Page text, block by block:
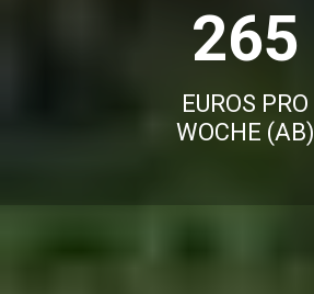
265
EUROS PRO
WOCHE (AB)